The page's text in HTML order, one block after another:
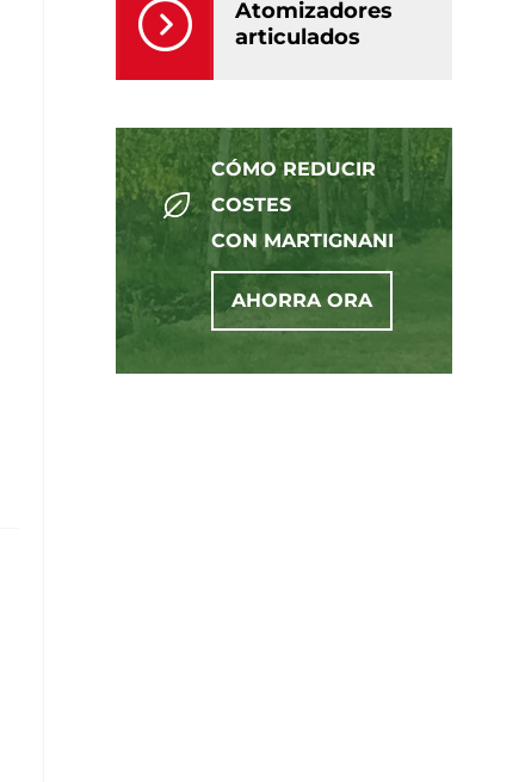
Atomizadores
articulados
CÓMO REDUCIR
COSTES
CON MARTIGNANI
AHORRA ORA